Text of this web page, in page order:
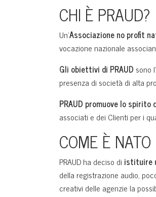
CHI È PRAUD?
Un’Associazione no profit
vocazione nazionale
Gli obiettivi di PRAUD sono
presenza di società di alta
PRAUD promuove lo spirito
associati e dei Clienti per i
COME È
PRAUD ha deciso di istituire
della registrazione audio,
creativi delle agenzie la